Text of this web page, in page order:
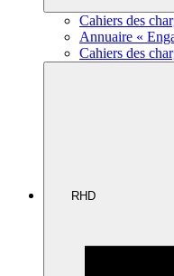
Cahiers des
Annuaire «
Cahiers des
RHD